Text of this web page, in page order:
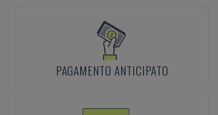
PAGAMENTO ANTICIPATO